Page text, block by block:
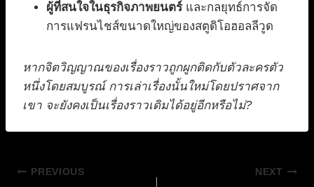
ผู้ที่สนใจในธุรกิจภาพยนตร์และกลยุทธ์การจัด
การแฟรนไชส์ขนาดใหญ่ของสตูดิโอฮอลลีวูด
หากจิตวิญญาณของเรื่องราวถูกผูกติดกับตัวละครตัว
หนึ่งโดยสมบูรณ์ การเล่าเรื่องนั้นใหม่โดยปราศจาก
เขา จะยังคงเป็นเรื่องราวเดิมได้อยู่อีกหรือไม่?
แนะแนว
PREVIOUS NEXT